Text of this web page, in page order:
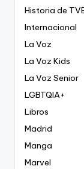
Historia de
Internacional
La Voz
La Voz Kids
La Voz Senior
LGBTQIA+
Libros
Madrid
Manga
Marvel